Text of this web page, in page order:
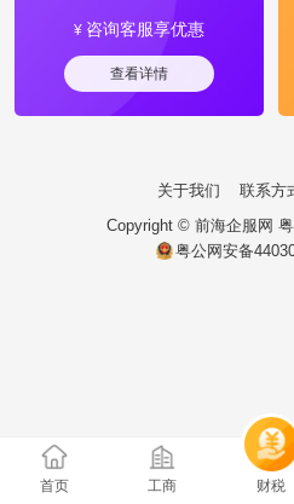
¥ 咨询客服享优惠
查看详情
关于我们 联系方
Copyright © 前海企服网
粤公网安备
首页 工商 财税